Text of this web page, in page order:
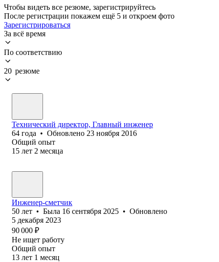
Чтобы видеть все резюме, зарегистрируйтесь
После регистрации покажем ещё 5 и откроем фото
Зарегистрироваться
За всё время
По соответствию
20 резюме
Технический директор, Главный инженер
64 года • Обновлено 23 ноября 2016
Общий опыт
15 лет 2 месяца
Инженер-сметчик
50 лет • Была 16 сентября 2025 • Обновлено
5 декабря 2023
90 000 ₽
Не ищет работу
Общий опыт
13 лет 1 месяц